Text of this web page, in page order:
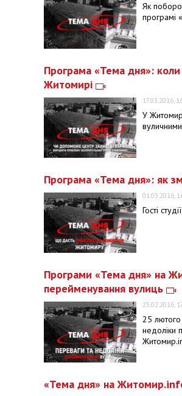
Як
програмі
Програма «Тема дня»:
Житомирі
17.03.2016,
У
Програма «Тема дня»: як
01.03.2016,
Гості
Програми «Тема дня» на
перейменування вулиць
25.02.2016,
25
недоліки
«Тема дня» на